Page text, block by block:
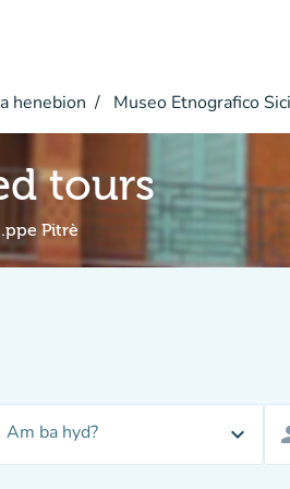
henebion Museo Etnografico
tours
Pitrè
Am ba hyd? expand_more